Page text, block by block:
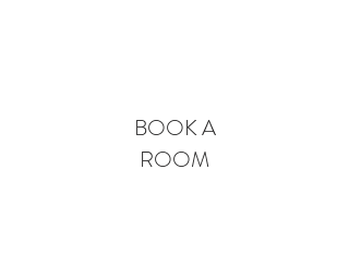
BOOK A
ROOM